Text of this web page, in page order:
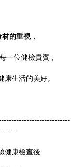
材的重視，
一位健檢貴賓，
生活的美好。
健康檢查後